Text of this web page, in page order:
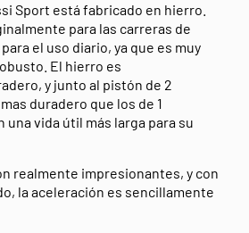
Sport está fabricado en hierro.
para las carreras de
el uso diario, ya que es muy
El hierro es
y junto al pistón de 2
duradero que los de 1
una vida útil más larga para su
realmente impresionantes, y con
la aceleración es sencillamente